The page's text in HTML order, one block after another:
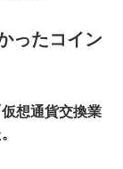
ったコイン
想通貨交換業